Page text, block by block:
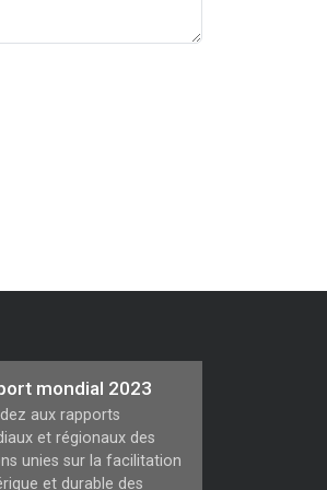
mondial 2023
aux rapports
et régionaux des
unies sur la facilitation
et durable des